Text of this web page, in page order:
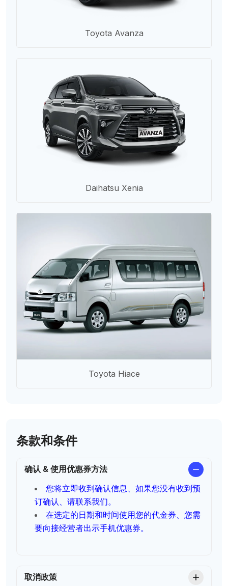
Toyota Avanza
Daihatsu Xenia
Toyota Hiace
条款和条件
确认 & 使用优惠券方法
您将立即收到确认信息、如果您没有收到预
订确认、请联系我们。
在选定的日期和时间使用您的代金券、您需
要向接经营者出示手机优惠券。
取消政策